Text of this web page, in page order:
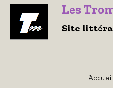
Les
Site